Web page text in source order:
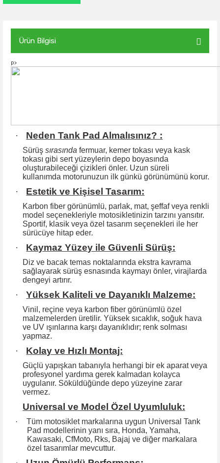
Ürün Bilgisi
p>
· Neden Tank Pad Almalısınız? :
Sürüş sırasında fermuar, kemer tokası veya kask
tokası gibi sert yüzeylerin depo boyasında
oluşturabileceği çizikleri önler. Uzun süreli
kullanımda motorunuzun ilk günkü görünümünü korur.
· Estetik ve Kişisel Tasarım:
Karbon fiber görünümlü, parlak, mat, şeffaf veya renkli
model seçenekleriyle motosikletinizin tarzını yansıtır.
Sportif, klasik veya özel tasarım seçenekleri ile her
sürücüye hitap eder.
· Kaymaz Yüzey ile Güvenli Sürüş:
Diz ve bacak temas noktalarında ekstra kavrama
sağlayarak sürüş esnasında kaymayı önler, virajlarda
dengeyi artırır.
· Yüksek Kaliteli ve Dayanıklı Malzeme:
Vinil, reçine veya karbon fiber görünümlü özel
malzemelerden üretilir. Yüksek sıcaklık, soğuk hava
ve UV ışınlarına karşı dayanıklıdır; renk solması
yapmaz.
· Kolay ve Hızlı Montaj:
Güçlü yapışkan tabanıyla herhangi bir ek aparat veya
profesyonel yardıma gerek kalmadan kolayca
uygulanır. Söküldüğünde depo yüzeyine zarar
vermez.
Universal ve Model Özel Uyumluluk:
·
Tüm motosiklet markalarına uygun Universal Tank
Pad modellerinin yanı sıra, Honda, Yamaha,
Kawasaki, CfMoto, Rks, Bajaj ve diğer markalara
özel tasarımlar mevcuttur.